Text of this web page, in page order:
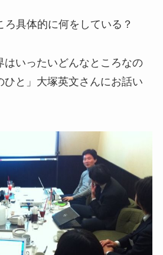
ろ具体的に何をしている？
はいったいどんなところなの
ひと」大塚英文さんにお話い